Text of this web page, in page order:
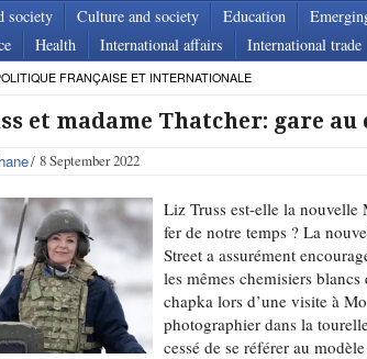
society Culture and society Education
Health International affairs International trade
FRANÇAISE ET INTERNATIONALE
et madame Thatcher: gare au
8 September 2022
Liz Truss est-elle la nouvelle
fer de notre temps ? La
Street a assurément
les mêmes chemisiers
chapka lors d’une visite à
photographier dans la
cessé de se référer au